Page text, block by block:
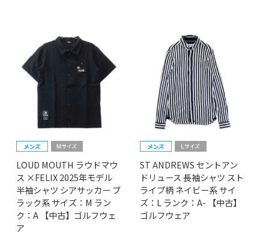
LOUD MOUTH ラウドマウ
ス ×FELIX 2025年モデル
半袖シャツ シアサッカー ブ
ラック系 サイズ：M ラン
ク：A 【中古】ゴルフウェ
ア
ST ANDREWS セントアン
ドリュース 長袖シャツ スト
ライプ柄 ネイビー系 サイ
ズ：L ランク：A- 【中古】
ゴルフウェア